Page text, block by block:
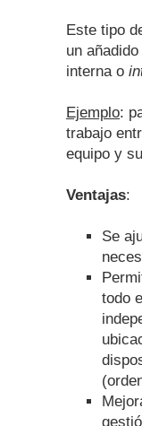
Este tipo
un
interna o
Ejemplo:
trabajo
equipo y
Ventajas:
Se
todo